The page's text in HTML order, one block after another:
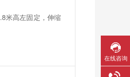
米高左固定，伸缩
在线咨询